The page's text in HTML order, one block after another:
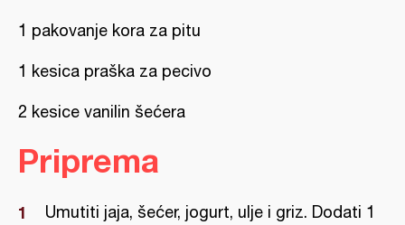
1 pakovanje kora za pitu
1 kesica praška za pecivo
2 kesice vanilin šećera
Priprema
Umutiti jaja, šećer, jogurt, ulje i griz. Dodati 1